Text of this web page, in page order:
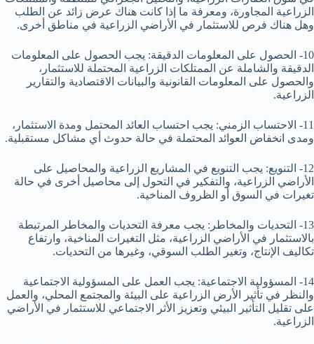
الزراعية المجاورة، ومعرفة ما إذا كانت هناك عرض زائد عن الطلب
وهل هناك فرص للاستثمار في الأراضي الزراعية في مناطق أخرى.
10- الحصول على المعلومات الدقيقة: يجب الحصول على المعلومات
الدقيقة والشاملة عن الممتلكات الزراعية المحتملة للاستثمار،
والحصول على المعلومات القانونية والبيانات الاقتصادية والتقارير
الزراعية.
11- الاحتساب الزمني: يجب احتساب العائد المحتمل ومدة الاستثمار،
ومدى انخفاض العوائد المحتملة في حالة حدوث أي مشاكل مستقبلية.
12- التنويع: يجب التنويع في المشاريع الزراعية والمحاصيل على
الأراضي الزراعية، والتفكير في التحول إلى محاصيل أخرى في حالة
تغيرات في السوق أو الظروف المناخية.
13- التحديات والمخاطر: يجب معرفة التحديات والمخاطر المرتبطة
بالاستثمار في الأراضي الزراعية، مثل التغيرات المناخية، وارتفاع
تكاليف الإنتاج، وتغير الطلب السوقي، وغيرها من التحديات.
14- المسؤولية الاجتماعية: يجب العمل على المسؤولية الاجتماعية
والنظر في تأثير الأرض الزراعية على البيئة والمجتمع المحلي، والعمل
على تقليل التأثير البيئي وتعزيز الأثر الاجتماعي للاستثمار في الأراضي
الزراعية.